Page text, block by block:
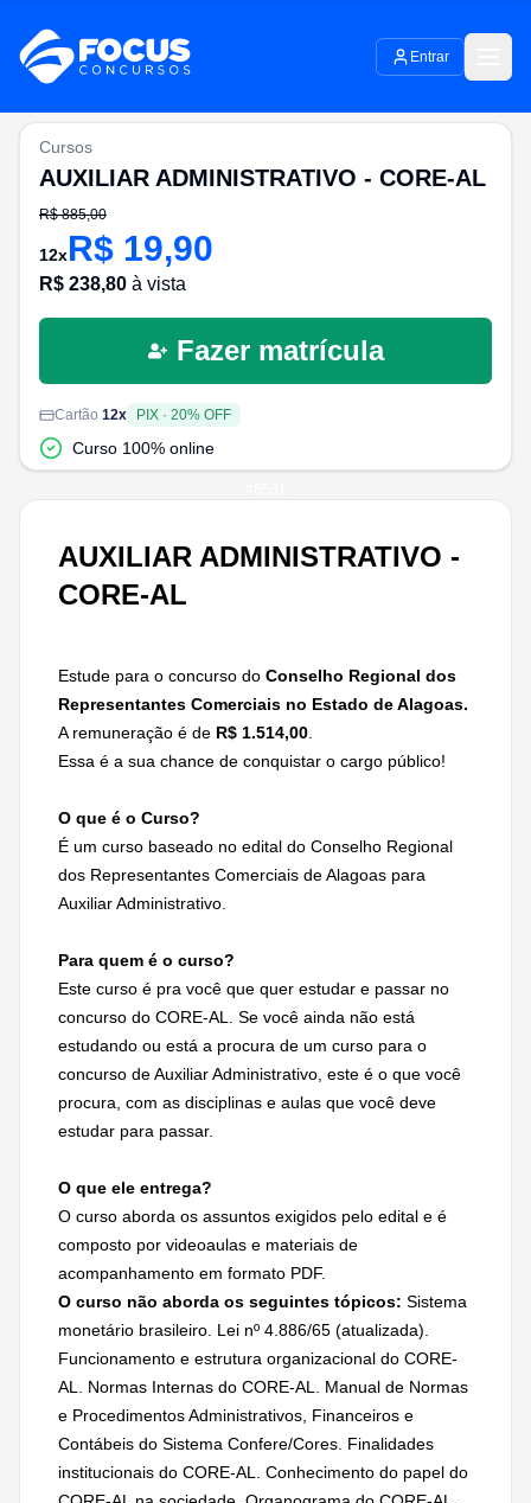
Entrar
AUXILIAR ADMINISTRATIVO -
CORE-AL
Estude para o concurso do Conselho Regional dos
Representantes Comerciais no Estado de Alagoas.
A remuneração é de R$ 1.514,00
Essa é a sua chance de conquistar o cargo público!
O que é o Curso?
É um curso baseado no edital do Conselho Regional
dos Representantes Comerciais de Alagoas para
Auxiliar Administrativo.
Para quem é o curso?
Este curso é pra você que quer estudar e passar no
concurso do CORE-AL. Se você ainda não está
estudando ou está a procura de um curso para o
concurso de Auxiliar Administrativo, este é o que você
procura, com as disciplinas e aulas que você deve
estudar para passar.
O que ele entrega?
O curso aborda os assuntos exigidos pelo edital e é
composto por videoaulas e materiais de
acompanhamento em formato PDF.
O curso não aborda os seguintes tópicos: Sistema
monetário brasileiro. Lei nº 4.886/65 (atualizada).
Funcionamento e estrutura organizacional do CORE-
AL. Normas Internas do CORE-AL. Manual de Normas
e Procedimentos Administrativos, Financeiros e
Contábeis do Sistema Confere/Cores. Finalidades
institucionais do CORE-AL. Conhecimento do papel do
Cursos
AUXILIAR ADMINISTRATIVO - CORE-AL
R$885,00
12xR$ 19,90
R$ 238,80 à vista
Fazer matrícula
Cartão 12x PIX · 20% OFF
Curso 100% online